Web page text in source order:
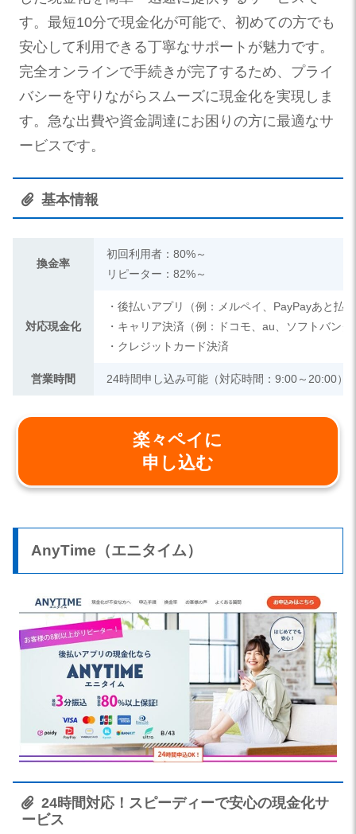
す。最短10分で現金化が可能で、初めての方でも
安心して利用できる丁寧なサポートが魅力です。
完全オンラインで手続きが完了するため、プライ
バシーを守りながらスムーズに現金化を実現しま
す。急な出費や資金調達にお困りの方に最適なサ
ービスです。
基本情報
換金率
初回利用者：80%～
リピーター：82%～
対応現金化
・後払いアプリ（例：メルペイ、PayPayあと払
・キャリア決済（例：ドコモ、au、ソフトバンク
・クレジットカード決済
営業時間 24時間申し込み可能（対応時間：9:00～20:00）
楽々ペイに
申し込む
AnyTime（エニタイム）
24時間対応！スピーディーで安心の現金化サ
ービス